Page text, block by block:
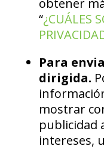
obtener
“¿CUÁLES
Para
dirigida.
mostrar
publicidad
intereses,